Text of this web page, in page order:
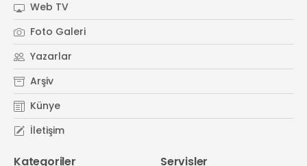
Web TV
Foto Galeri
Yazarlar
Arşiv
Künye
İletişim
Kategoriler Servisler